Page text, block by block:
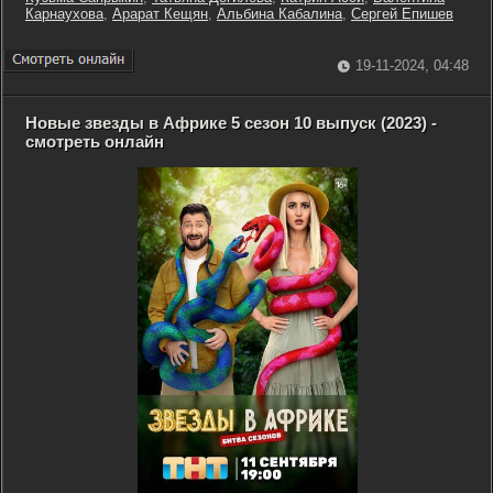
Карнаухова, Арарат Кещян, Альбина Кабалина, Сергей Епишев
19-11-2024, 04:48
Новые звезды в Африке 5 сезон 10 выпуск (2023) -
смотреть онлайн